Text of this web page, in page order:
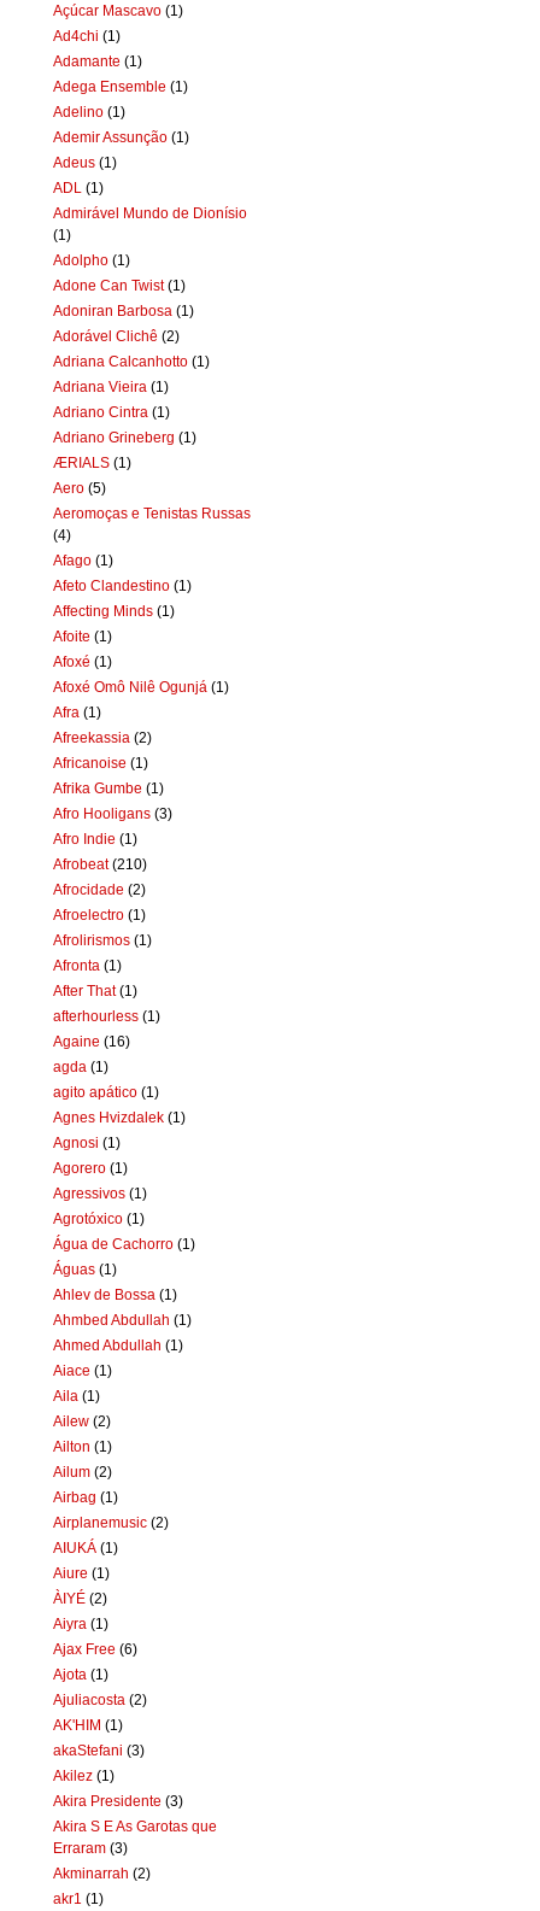
Açúcar Mascavo (1)
Ad4chi (1)
Adamante (1)
Adega Ensemble (1)
Adelino (1)
Ademir Assunção (1)
Adeus (1)
ADL (1)
Admirável Mundo de Dionísio
(1)
Adolpho (1)
Adone Can Twist (1)
Adoniran Barbosa (1)
Adorável Clichê (2)
Adriana Calcanhotto (1)
Adriana Vieira (1)
Adriano Cintra (1)
Adriano Grineberg (1)
ÆRIALS (1)
Aero (5)
Aeromoças e Tenistas Russas
(4)
Afago (1)
Afeto Clandestino (1)
Affecting Minds (1)
Afoite (1)
Afoxé (1)
Afoxé Omô Nilê Ogunjá (1)
Afra (1)
Afreekassia (2)
Africanoise (1)
Afrika Gumbe (1)
Afro Hooligans (3)
Afro Indie (1)
Afrobeat (210)
Afrocidade (2)
Afroelectro (1)
Afrolirismos (1)
Afronta (1)
After That (1)
afterhourless (1)
Againe (16)
agda (1)
agito apático (1)
Agnes Hvizdalek (1)
Agnosi (1)
Agorero (1)
Agressivos (1)
Agrotóxico (1)
Água de Cachorro (1)
Águas (1)
Ahlev de Bossa (1)
Ahmbed Abdullah (1)
Ahmed Abdullah (1)
Aiace (1)
Aila (1)
Ailew (2)
Ailton (1)
Ailum (2)
Airbag (1)
Airplanemusic (2)
AIUKÁ (1)
Aiure (1)
ÀIYÉ (2)
Aiyra (1)
Ajax Free (6)
Ajota (1)
Ajuliacosta (2)
AK'HIM (1)
akaStefani (3)
Akilez (1)
Akira Presidente (3)
Akira S E As Garotas que
Erraram (3)
Akminarrah (2)
akr1 (1)